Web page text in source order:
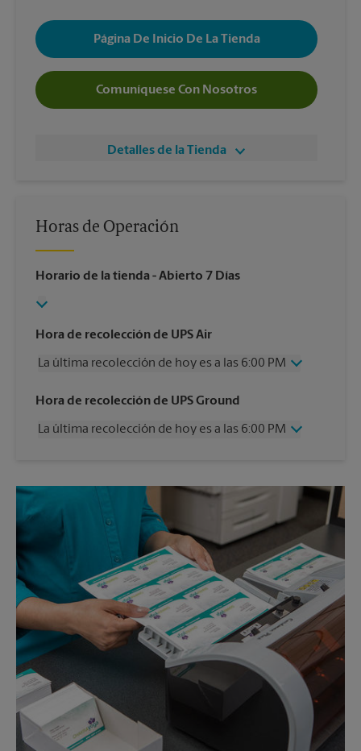
Página De Inicio De La Tienda
Comuníquese Con Nosotros
Detalles de la Tienda
Horas de Operación
Horario de la tienda - Abierto 7 Días
Hora de recolección de UPS Air
La última recolección de hoy es a las 6:00 PM
Miércoles
6:00 PM
Viernes
6:00 PM
Lunes
6:00 PM
6:00 PM
Hora de recolección de UPS Ground
La última recolección de hoy es a las 6:00 PM
6:00 PM
Sábado
Sin Recolección
Sin Recolección
6:00 PM
6:00 PM